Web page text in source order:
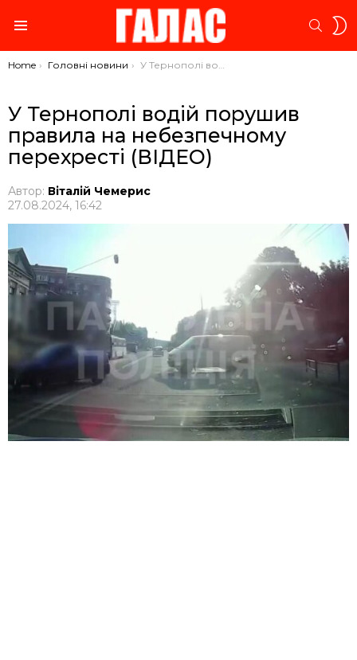
You are here:
Home Головні новини У Тернополі водій порушив правила на небезпечному перехресті (ВІДЕО)
У Тернополі водій порушив
правила на небезпечному
перехресті (ВІДЕО)
Автор: Віталій Чемерис
27.08.2024, 16:42